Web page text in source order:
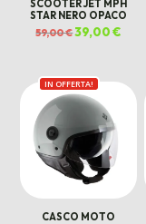
SCOOTER JET MPH
STAR NERO OPACO
59,00€Il
prezzo
39,00€
IN OFFERTA!
CASCO MOTO